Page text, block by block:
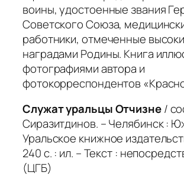
воины, удостоенные звания
Советского Союза,
работники, отмеченные
наградами Родины. Книга
фотографиями автора и
фотокорреспондентов
Служат уральцы Отчизне/
Сиразитдинов. – Челябинск :
Уральское книжное
240 с. : ил. – Текст :
(ЦГБ)